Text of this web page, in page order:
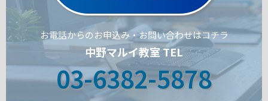
お電話からのお申込み・お問い合わせはコチラ
中野マルイ教室 TEL
03-6382-5878